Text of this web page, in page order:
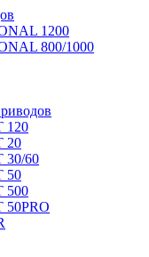
1200
800/1000
120
20
30/60
50
500
50PRO